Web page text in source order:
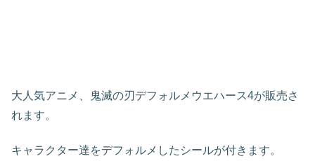
大人気アニメ、鬼滅の刃デフォルメウエハース4が販売さ
れます。
キャラクター達をデフォルメしたシールが付きます。